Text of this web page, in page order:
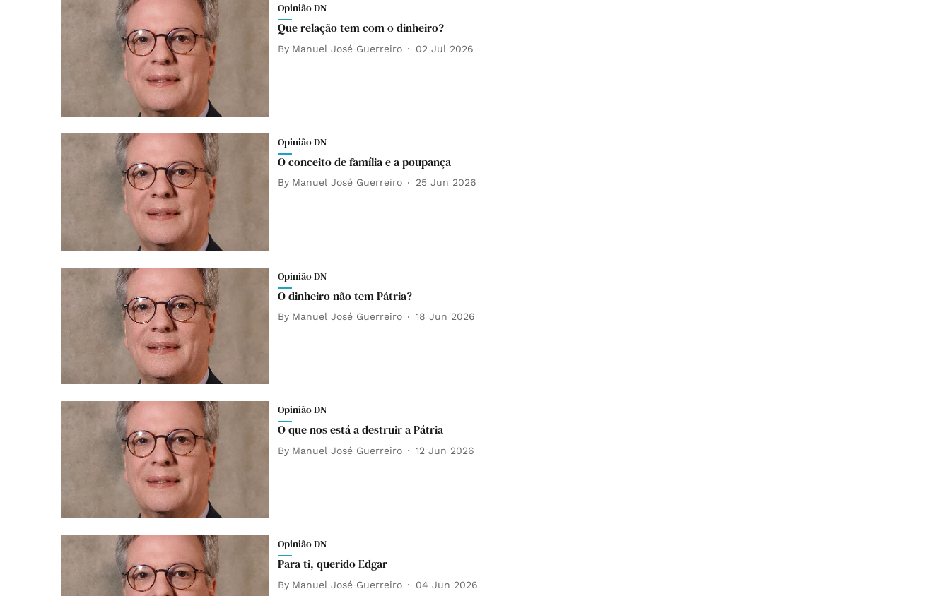
Opinião DN
Que relação tem com o dinheiro?
By Manuel José Guerreiro 02 Jul 2026
Opinião DN
O conceito de família e a poupança
By Manuel José Guerreiro 25 Jun 2026
Opinião DN
O dinheiro não tem Pátria?
By Manuel José Guerreiro 18 Jun 2026
Opinião DN
O que nos está a destruir a Pátria
By Manuel José Guerreiro 12 Jun 2026
Opinião DN
Para ti, querido Edgar
By Manuel José Guerreiro 04 Jun 2026